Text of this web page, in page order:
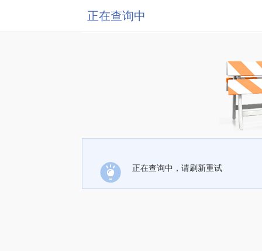
正在查询中
正在查询中，请刷新重试